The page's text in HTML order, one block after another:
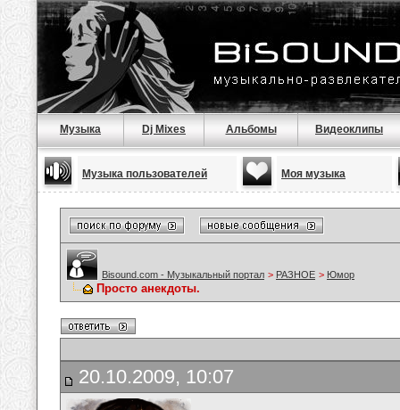
Музыка Dj Mixes Альбомы Видеоклипы
Музыка пользователей Моя музыка
Bisound.com - Музыкальный портал > РАЗНОЕ > Юмор
Просто анекдоты.
20.10.2009, 10:07